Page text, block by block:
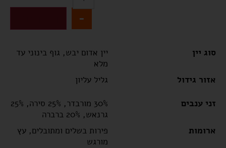
-
סוג יין
יין אדום יבש, גוף בינוני עד
מלא
אזור גידול
גליל עליון
זני ענבים
30% מורבדר, 25% סירה, 25%
גרנאש, 20% ברברה
ארומות
פירות בשלים ומתובלים, עץ
מורגש